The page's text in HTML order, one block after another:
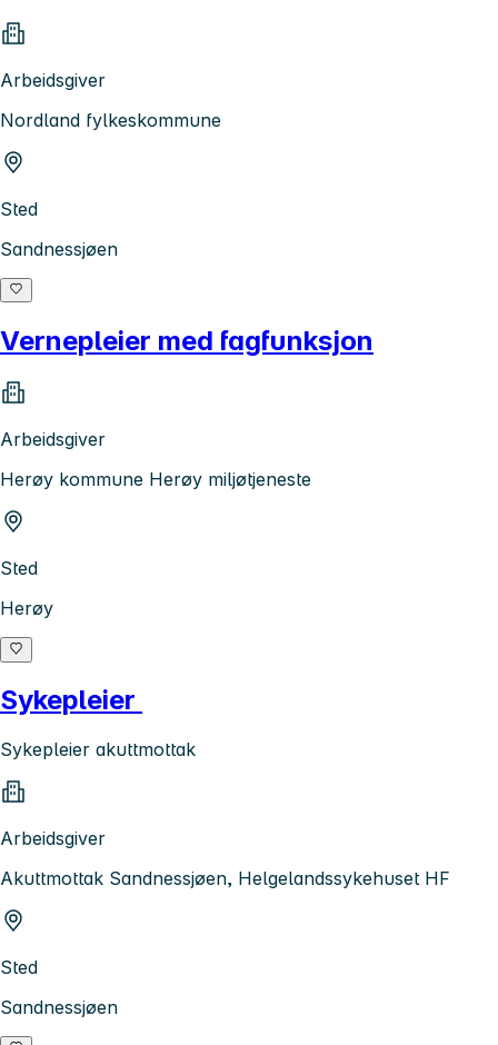
Arbeidsgiver
Nordland fylkeskommune
Sted
Sandnessjøen
Vernepleier med fagfunksjon
Arbeidsgiver
Herøy kommune Herøy miljøtjeneste
Sted
Herøy
Sykepleier
Sykepleier akuttmottak
Arbeidsgiver
Akuttmottak Sandnessjøen, Helgelandssykehuset HF
Sted
Sandnessjøen